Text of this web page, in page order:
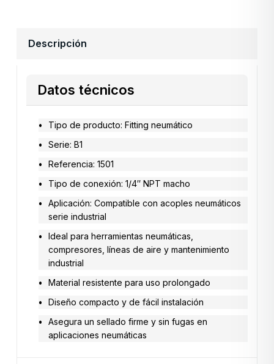
Descripción
Datos técnicos
Tipo de producto: Fitting neumático
Serie: B1
Referencia: 1501
Tipo de conexión: 1/4″ NPT macho
Aplicación: Compatible con acoples neumáticos
serie industrial
Ideal para herramientas neumáticas,
compresores, líneas de aire y mantenimiento
industrial
Material resistente para uso prolongado
Diseño compacto y de fácil instalación
Asegura un sellado firme y sin fugas en
aplicaciones neumáticas